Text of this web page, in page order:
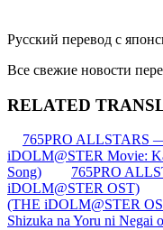
Русский перевод с
Все свежие новости
RELATED
765PRO ALLSTARS
iDOLM@STER Movie:
Song)
765PRO
iDOLM@STER OST)
(THE iDOLM@STER
Shizuka na Yoru ni